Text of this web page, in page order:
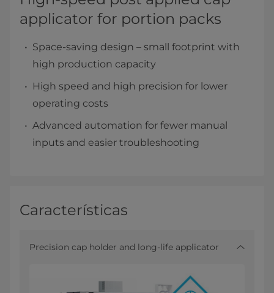
applicator for portion packs
Space-saving design – small footprint with
high production capacity
High speed and high precision for lower
operating costs
Advanced automation for fewer manual
inputs and easier troubleshooting
Características
Precision cap holder and long-life applicator